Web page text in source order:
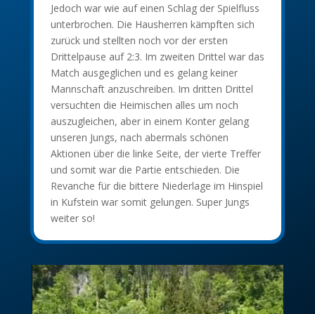
Jedoch war wie auf einen Schlag der Spielfluss
unterbrochen. Die Hausherren kämpften sich
zurück und stellten noch vor der ersten
Drittelpause auf 2:3. Im zweiten Drittel war das
Match ausgeglichen und es gelang keiner
Mannschaft anzuschreiben. Im dritten Drittel
versuchten die Heimischen alles um noch
auszugleichen, aber in einem Konter gelang
unseren Jungs, nach abermals schönen
Aktionen über die linke Seite, der vierte Treffer
und somit war die Partie entschieden. Die
Revanche für die bittere Niederlage im Hinspiel
in Kufstein war somit gelungen. Super Jungs
weiter so!